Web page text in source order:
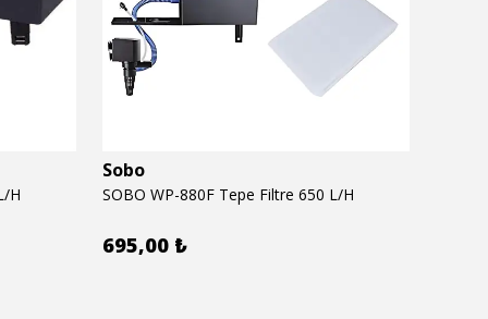
H
Sobo
SOBO WP-880F Tepe Filtre 650 L/H
695,00 ₺